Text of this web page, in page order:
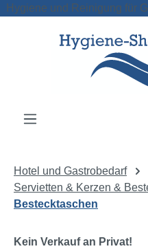
Zum Hauptinhalt springen
Hygiene und Reinigung für
Hotel und Gastrobedarf
Servietten & Kerzen &
Bestecktaschen
Kein Verkauf an Privat!